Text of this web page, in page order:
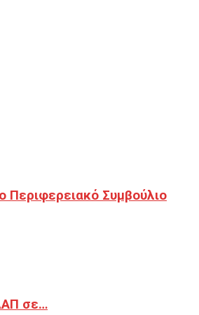
Περιφερειακό Συμβούλιο
σε…